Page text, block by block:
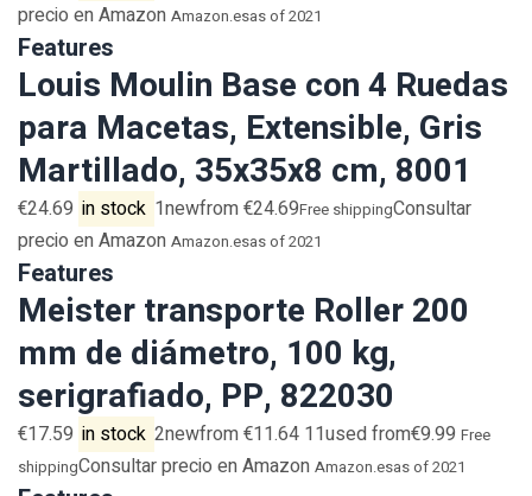
precio en Amazon Amazon.esas of 2021
Features
Louis Moulin Base con 4 Ruedas
para Macetas, Extensible, Gris
Martillado, 35x35x8 cm, 8001
€24.69 in stock 1newfrom €24.69Free shippingConsultar
precio en Amazon Amazon.esas of 2021
Features
Meister transporte Roller 200
mm de diámetro, 100 kg,
serigrafiado, PP, 822030
€17.59 in stock 2newfrom €11.64 11used from€9.99Free
shippingConsultar precio en Amazon Amazon.esas of 2021